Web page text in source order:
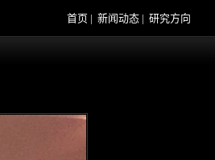
首页 | 新闻动态 | 研究方向